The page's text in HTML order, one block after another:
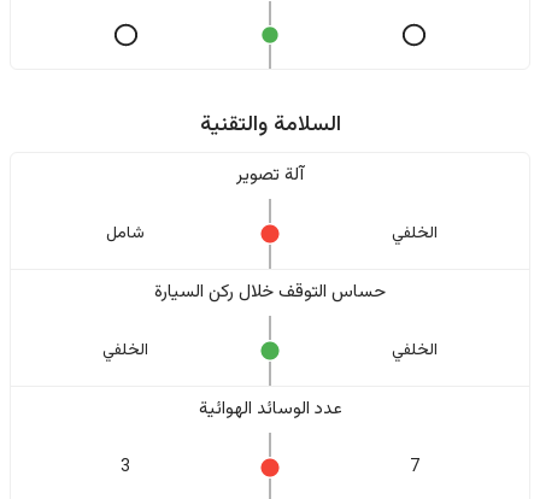
السلامة والتقنية
آلة تصوير
الخلفي شامل
حساس التوقف خلال ركن السيارة
الخلفي الخلفي
عدد الوسائد الهوائية
7
3